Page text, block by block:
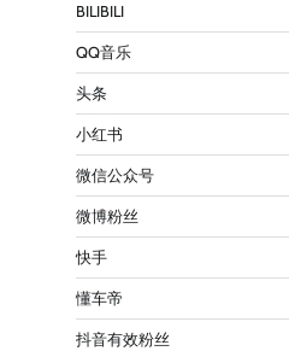
BILIBILI
QQ音乐
头条
小红书
微信公众号
微博粉丝
快手
懂车帝
抖音有效粉丝